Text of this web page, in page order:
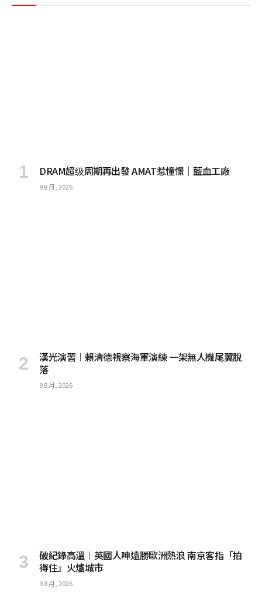
DRAM超级周期再出發 AMAT惹憧憬｜藍血工廠
9 8 月, 2026
漢光演習︱賴清德視察海軍演練 一架無人機尾翼脫
落
9 8 月, 2026
破紀錄高溫︱英國人呻遠勝歐洲熱浪 南京客指「拍
得住」火爐城市
9 8 月, 2026